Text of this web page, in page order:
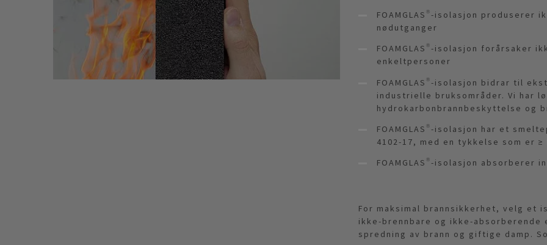
FOAMGLAS®-isolasjon
nødutganger
FOAMGLAS®-isolasjon forårsaker
enkeltpersoner
FOAMGLAS®-isolasjon bidrar til
industrielle bruksområder. Vi har
hydrokarbonbrannbeskyttelse og
FOAMGLAS®-isolasjon har et
4102-17, med en tykkelse som er ≥
FOAMGLAS®-isolasjon absorberer
For maksimal brannsikkerhet, velg et
ikke-brennbare og ikke-
spredning av brann og giftige damp.